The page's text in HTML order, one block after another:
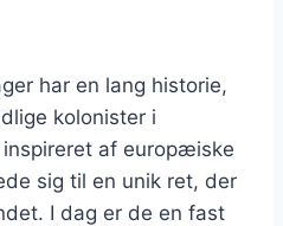
har en lang historie,
kolonister i
af europæiske
sig til en unik ret, der
I dag er de en fast